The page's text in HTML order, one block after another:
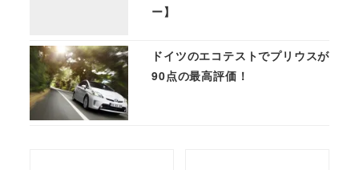
ー】
ドイツのエコテストでプリウスが
90点の最高評価！